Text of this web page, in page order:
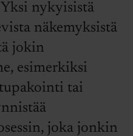
nykyisistä
näkemyksistä
jokin
esimerkiksi
tai
joka jonkin